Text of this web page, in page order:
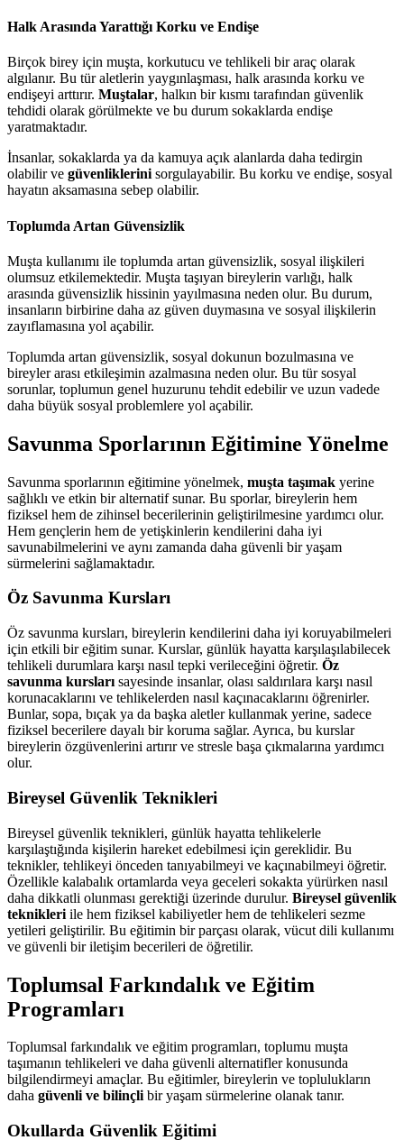
Halk Arasında Yarattığı Korku ve Endişe
Birçok birey için muşta, korkutucu ve tehlikeli bir araç olarak
algılanır. Bu tür aletlerin yaygınlaşması, halk arasında korku ve
endişeyi arttırır. Muştalar, halkın bir kısmı tarafından güvenlik
tehdidi olarak görülmekte ve bu durum sokaklarda endişe
yaratmaktadır.
İnsanlar, sokaklarda ya da kamuya açık alanlarda daha tedirgin
olabilir ve güvenliklerini sorgulayabilir. Bu korku ve endişe, sosyal
hayatın aksamasına sebep olabilir.
Toplumda Artan Güvensizlik
Muşta kullanımı ile toplumda artan güvensizlik, sosyal ilişkileri
olumsuz etkilemektedir. Muşta taşıyan bireylerin varlığı, halk
arasında güvensizlik hissinin yayılmasına neden olur. Bu durum,
insanların birbirine daha az güven duymasına ve sosyal ilişkilerin
zayıflamasına yol açabilir.
Toplumda artan güvensizlik, sosyal dokunun bozulmasına ve
bireyler arası etkileşimin azalmasına neden olur. Bu tür sosyal
sorunlar, toplumun genel huzurunu tehdit edebilir ve uzun vadede
daha büyük sosyal problemlere yol açabilir.
Savunma Sporlarının Eğitimine Yönelme
Savunma sporlarının eğitimine yönelmek, muşta taşımak yerine
sağlıklı ve etkin bir alternatif sunar. Bu sporlar, bireylerin hem
fiziksel hem de zihinsel becerilerinin geliştirilmesine yardımcı olur.
Hem gençlerin hem de yetişkinlerin kendilerini daha iyi
savunabilmelerini ve aynı zamanda daha güvenli bir yaşam
sürmelerini sağlamaktadır.
Öz Savunma Kursları
Öz savunma kursları, bireylerin kendilerini daha iyi koruyabilmeleri
için etkili bir eğitim sunar. Kurslar, günlük hayatta karşılaşılabilecek
tehlikeli durumlara karşı nasıl tepki verileceğini öğretir. Öz
savunma kursları sayesinde insanlar, olası saldırılara karşı nasıl
korunacaklarını ve tehlikelerden nasıl kaçınacaklarını öğrenirler.
Bunlar, sopa, bıçak ya da başka aletler kullanmak yerine, sadece
fiziksel becerilere dayalı bir koruma sağlar. Ayrıca, bu kurslar
bireylerin özgüvenlerini artırır ve stresle başa çıkmalarına yardımcı
olur.
Bireysel Güvenlik Teknikleri
Bireysel güvenlik teknikleri, günlük hayatta tehlikelerle
karşılaştığında kişilerin hareket edebilmesi için gereklidir. Bu
teknikler, tehlikeyi önceden tanıyabilmeyi ve kaçınabilmeyi öğretir.
Özellikle kalabalık ortamlarda veya geceleri sokakta yürürken nasıl
daha dikkatli olunması gerektiği üzerinde durulur. Bireysel güvenlik
teknikleri ile hem fiziksel kabiliyetler hem de tehlikeleri sezme
yetileri geliştirilir. Bu eğitimin bir parçası olarak, vücut dili kullanımı
ve güvenli bir iletişim becerileri de öğretilir.
Toplumsal Farkındalık ve Eğitim
Programları
Toplumsal farkındalık ve eğitim programları, toplumu muşta
taşımanın tehlikeleri ve daha güvenli alternatifler konusunda
bilgilendirmeyi amaçlar. Bu eğitimler, bireylerin ve toplulukların
daha güvenli ve bilinçlibir yaşam sürmelerine olanak tanır.
Okullarda Güvenlik Eğitimi